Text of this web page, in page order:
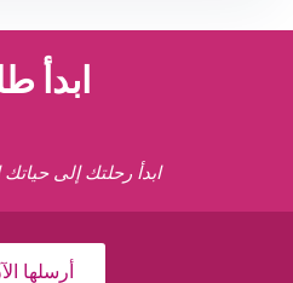
ابدأ
ابدأ رحلتك إلى حياتك
أرسلها